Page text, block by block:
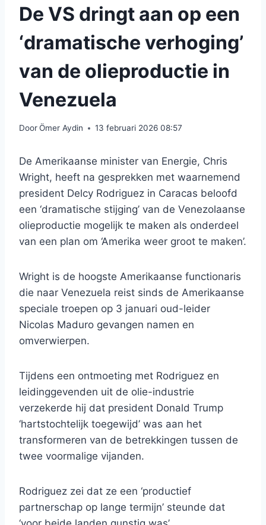
De VS dringt aan op een
‘dramatische verhoging’
van de olieproductie in
Venezuela
DoorÖmer Aydin 13 februari 2026 08:57
De Amerikaanse minister van Energie, Chris
Wright, heeft na gesprekken met waarnemend
president Delcy Rodriguez in Caracas beloofd
een ‘dramatische stijging’ van de Venezolaanse
olieproductie mogelijk te maken als onderdeel
van een plan om ‘Amerika weer groot te maken’.
Wright is de hoogste Amerikaanse functionaris
die naar Venezuela reist sinds de Amerikaanse
speciale troepen op 3 januari oud-leider
Nicolas Maduro gevangen namen en
omverwierpen.
Tijdens een ontmoeting met Rodriguez en
leidinggevenden uit de olie-industrie
verzekerde hij dat president Donald Trump
‘hartstochtelijk toegewijd’ was aan het
transformeren van de betrekkingen tussen de
twee voormalige vijanden.
Rodriguez zei dat ze een ‘productief
partnerschap op lange termijn’ steunde dat